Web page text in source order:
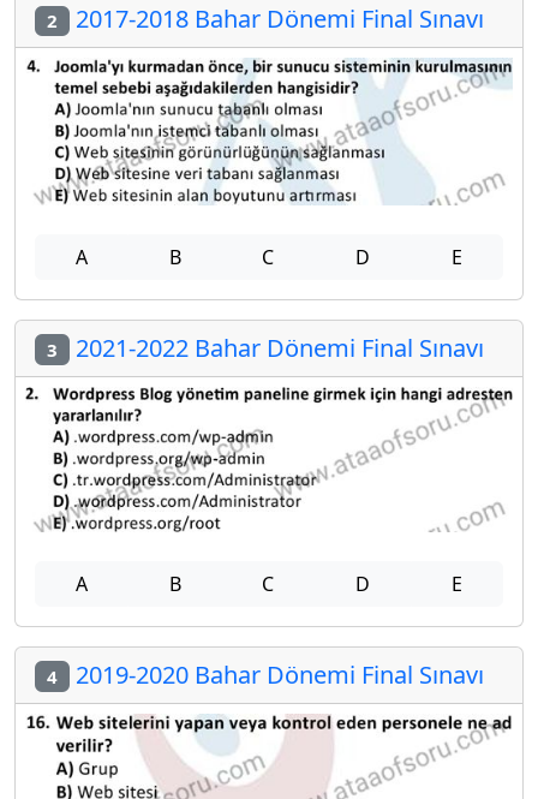
2 2017-2018 Bahar Dönemi Final Sınavı
A B C D E
3 2021-2022 Bahar Dönemi Final Sınavı
A B C D E
4 2019-2020 Bahar Dönemi Final Sınavı